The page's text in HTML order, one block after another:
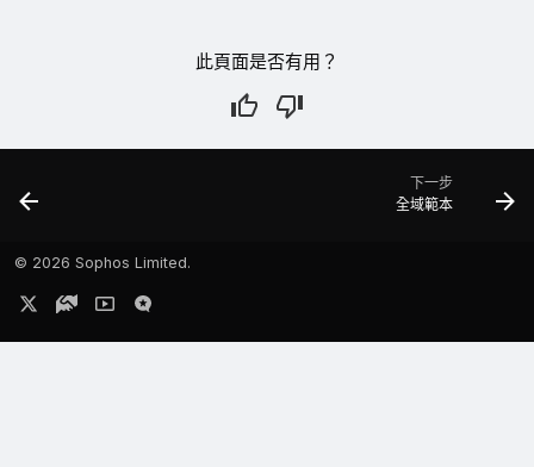
此頁面是否有用？
下一步
全域範本
© 2026 Sophos Limited.